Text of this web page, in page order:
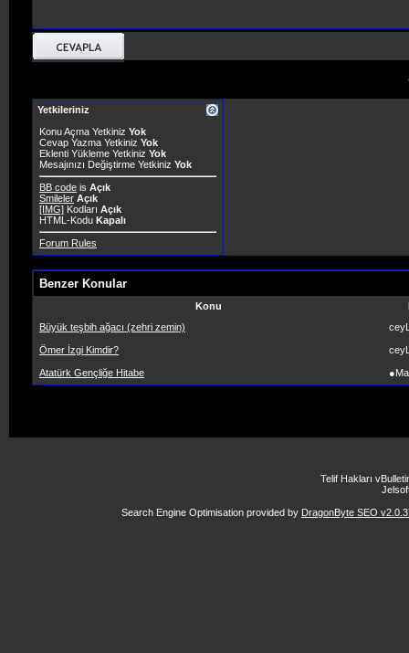
Yetkileriniz
Konu Açma Yetkiniz Yok
Cevap Yazma Yetkiniz Yok
Eklenti Yükleme Yetkiniz Yok
Mesajınızı Değiştirme Yetkiniz Yok
BB code is Açık
Smileler Açık
[IMG] Kodları Açık
HTML-Kodu Kapalı
Forum Rules
Benzer Konular
Konu
Büyük teşbih ağacı (zehri zemin)
Ömer İzgi Kimdir?
Atatürk Gençliğe Hitabe
Telif Hakları
Search Engine Optimisation provided by DragonByte SEO